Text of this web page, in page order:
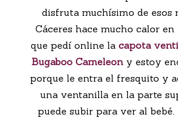
disfruta muchísimo de esos
Cáceres hace mucho calor en
que pedí online la capota
Bugaboo Cameleony estoy
porque le entra el fresquito y
una ventanilla en la parte
puede subir para ver al bebé.